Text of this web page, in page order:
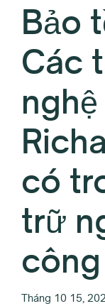
Bảo
Các
có
trữ
Tháng 10 15,